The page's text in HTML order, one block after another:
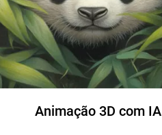
Animação 3D com IA